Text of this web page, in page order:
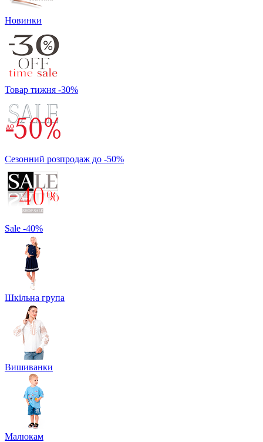
Новинки
Товар тижня -30%
Сезонний розпродаж до -50%
Sale -40%
Шкільна група
Вишиванки
Малюкам